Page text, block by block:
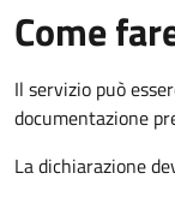
Come
Il servizio può
documentazione
La dichiarazione